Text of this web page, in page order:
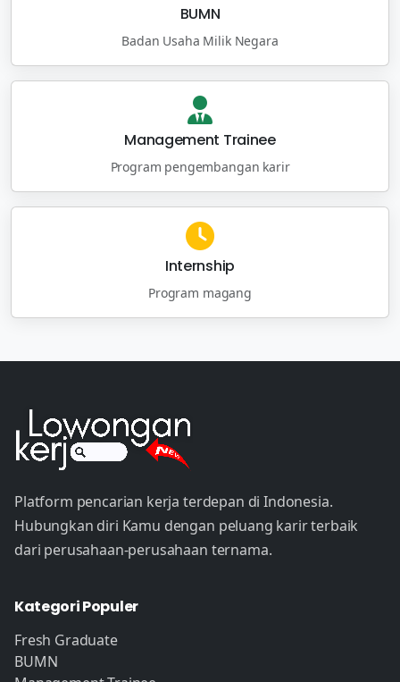
BUMN
Badan Usaha Milik Negara
Management Trainee
Program pengembangan karir
Internship
Program magang
Platform pencarian kerja terdepan di Indonesia.
Hubungkan diri Kamu dengan peluang karir terbaik
dari perusahaan-perusahaan ternama.
Kategori Populer
Fresh Graduate
BUMN